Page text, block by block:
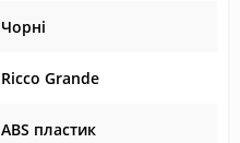
Чорні
Ricco Grande
ABS пластик